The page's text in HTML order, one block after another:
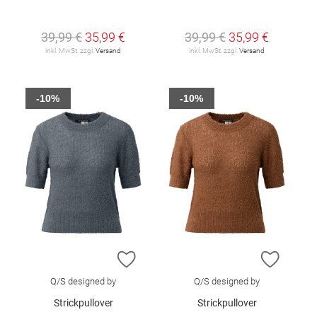
39,99 € 35,99 €
inkl. MwSt. zzgl. Versand
39,99 € 35,99 €
inkl. MwSt. zzgl. Versand
ZUR WUNSCHLISTE HINZUFÜGEN
Q/S designed by
Strickpullover
-10%
ZUR
Q/S designed by
Strickpullover
-10%